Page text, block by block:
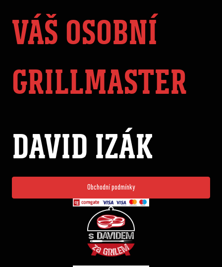
VÁŠ OSOBNÍ
GRILLMASTER
DAVID IZÁK
Obchodní podmínky